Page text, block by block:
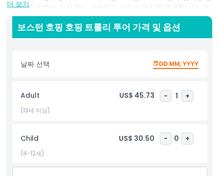
미롭게 들려주는 지식 있는 가이드의 라이브 해설을 제공합니다. 하
루 종일 무제한 승차가 가능해 여행 일정을 쉽게 맞춤화하고 역사적
인 장소에서 경치 좋은 해안가까지 모든 것을 발견할 수 있습니다.
편안하고 개방된 트롤리는 파노라마 뷰를 제공하며 도시의 가장 유
과거를 깊이 파고들고 싶든, 활기찬 현재를 즐기고 싶든, 보스턴 호핑
호핑 트롤리 투어는 하나의 잊지 못할 하루에 보스턴의 최고를 편리
하이라이트
포함 사항
아동 성인 정책
더 보기
보스턴 호핑 호핑 트롤리 투어 가격 및 옵션
날짜 선택 DD MM, YYYY
Adult US$ 45.73 - 1 +
(13세 이상)
Child US$ 30.50 - 0 +
(4-12세)